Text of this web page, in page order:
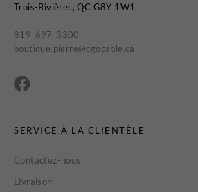
Trois-Rivières, QC G8Y 1W1
819-697-3300
boutique.pierre@cgocable.ca
SERVICE À LA CLIENTÈLE
Contactez-nous
Livraison